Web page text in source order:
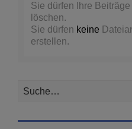
Sie dürfen Ihre
löschen.
Sie dürfen keine
erstellen.